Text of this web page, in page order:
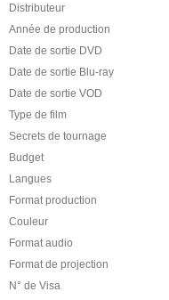
Distributeur
Année de production
Date de sortie DVD
Date de sortie Blu-ray
Date de sortie VOD
Type de film
Secrets de tournage
Budget
Langues
Format production
Couleur
Format audio
Format de projection
N° de Visa